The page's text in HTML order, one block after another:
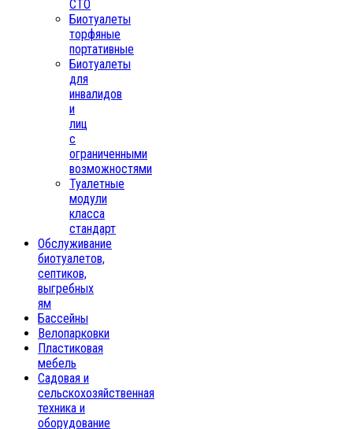
СТО
Биотуалеты
торфяные
портативные
Биотуалеты
для
инвалидов
и
лиц
с
ограниченными
возможностями
Туалетные
модули
класса
стандарт
Обслуживание
биотуалетов,
септиков,
выгребных
ям
Бассейны
Велопарковки
Пластиковая
мебель
Садовая и
сельскохозяйственная
техника и
оборудование